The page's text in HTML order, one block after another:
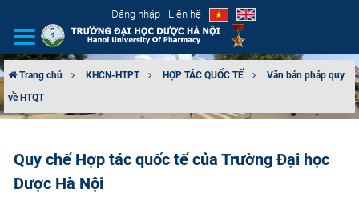
Đăng nhập Liên hệ
GIỚI THIỆU
TUYỂN SINH
Trang chủ KHCN-HTPT HỢP TÁC QUỐC TẾ
Văn bản pháp quy
về HTQT
Quy chế Hợp tác quốc tế của Trường Đại học
Dược Hà Nội